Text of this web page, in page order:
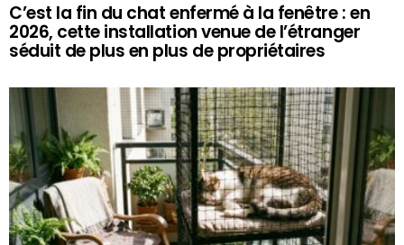
C’est la fin du chat enfermé à la fenêtre : en
2026, cette installation venue de l’étranger
séduit de plus en plus de propriétaires